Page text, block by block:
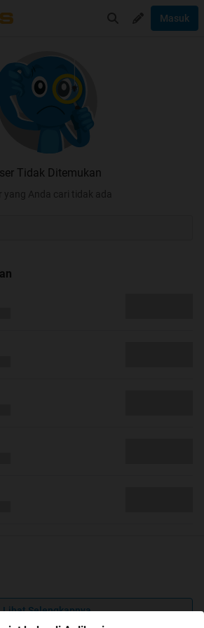
Masuk
Tidak Ditemukan
yang Anda cari tidak ada
Lihat Selengkapnya